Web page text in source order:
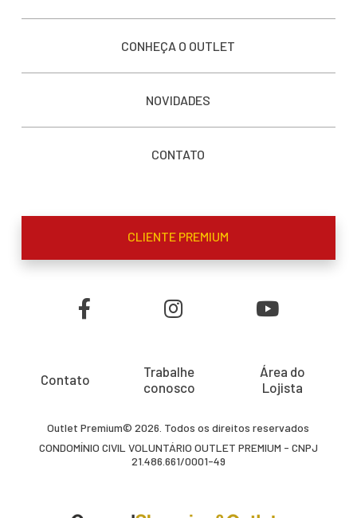
CONHEÇA O OUTLET
NOVIDADES
CONTATO
CLIENTE PREMIUM
Contato
Trabalhe
conosco
Área do
Lojista
Outlet Premium© 2026. Todos os direitos reservados
CONDOMÍNIO CIVIL VOLUNTÁRIO OUTLET PREMIUM - CNPJ
21.486.661/0001-49